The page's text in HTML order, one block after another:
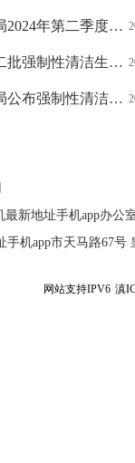
环评文件质量综合评定...
洁生产企业信息公布
过评估验收企业名单及...
新地址手机app办公
机app市天马路67号
网站支持IPV6 滇